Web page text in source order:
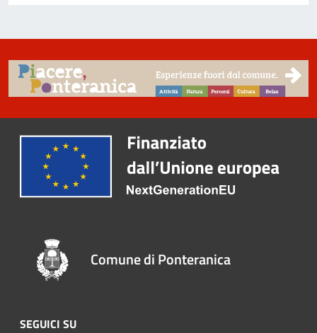
Comune di Ponteranica
SEGUICI SU